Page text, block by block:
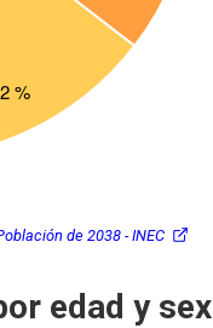
de 2038 - INEC
edad y